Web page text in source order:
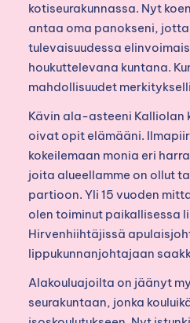
kotiseurakunnassa. Nyt
antaa oma panokseni,
tulevaisuudessa
houkuttelevana kuntana.
mahdollisuudet
Kävin ala-asteeni Kalliolan
oivat opit elämääni.
kokeilemaan monia eri
joita alueellamme on ollut
partioon. Yli 15 vuoden
olen toiminut paikallisessa
Hirvenhiihtäjissä
lippukunnanjohtajaan
Alakouluajoilta on jäänyt
seurakuntaan, jonka